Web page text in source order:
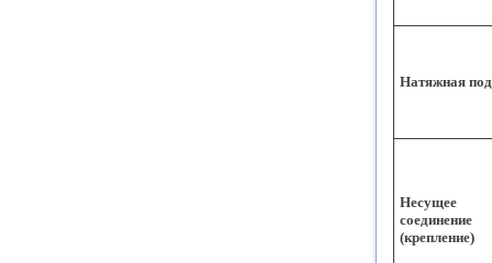
Натяжная
Несущее
соединение
(крепление)